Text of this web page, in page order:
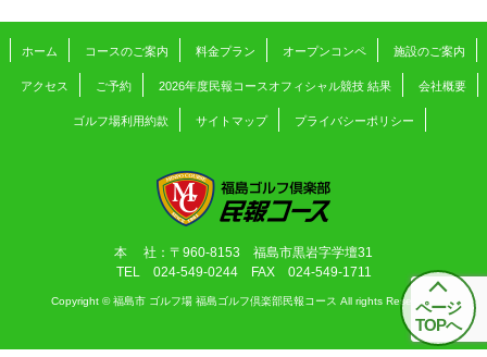
ホーム コースのご案内 料金プラン オープンコンペ 施設のご案内
アクセス ご予約 2026年度民報コースオフィシャル競技 結果 会社概要
ゴルフ場利用約款 サイトマップ プライバシーポリシー
本 社：〒960-8153 福島市黒岩字学壇31
TEL 024-549-0244 FAX 024-549-1711
Copyright © 福島市 ゴルフ場 福島ゴルフ倶楽部民報コース All rights Reserved.ページ
TOPへ